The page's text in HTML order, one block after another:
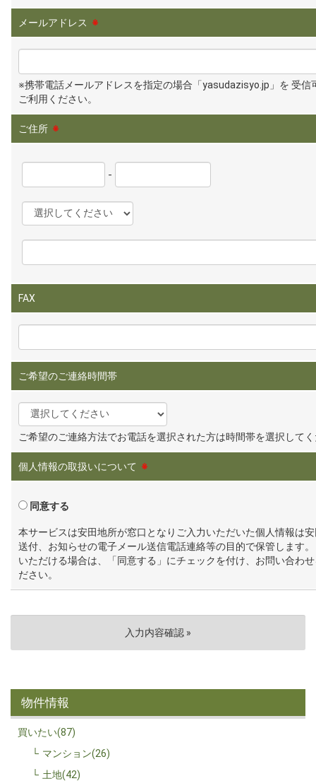
メールアドレス ※
※携帯電話メールアドレスを指定の場合「yasudazisyo.jp」を 受信
ご利用ください。
ご住所 ※
-
FAX
ご希望のご連絡時間帯
ご希望のご連絡方法でお電話を選択された方は時間帯を選択して
個人情報の取扱いについて ※
同意する
本サービスは安田地所が窓口となりご入力いただいた個人情報は
送付、お知らせの電子メール送信電話連絡等の目的で保管します
いただける場合は、「同意する」にチェックを付け、お問い合わ
ださい。
物件情報
買いたい(87)
マンション(26)
土地(42)